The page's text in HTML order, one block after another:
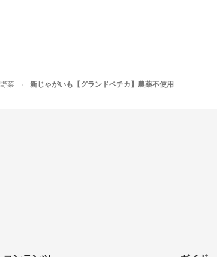
野菜 新じゃがいも【グランドペチカ】農薬不使用